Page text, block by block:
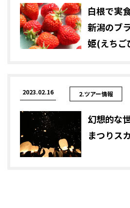
白根で実
新潟のブ
姫(えちご
2023.02.16 2.ツアー情報
幻想的な
まつりス